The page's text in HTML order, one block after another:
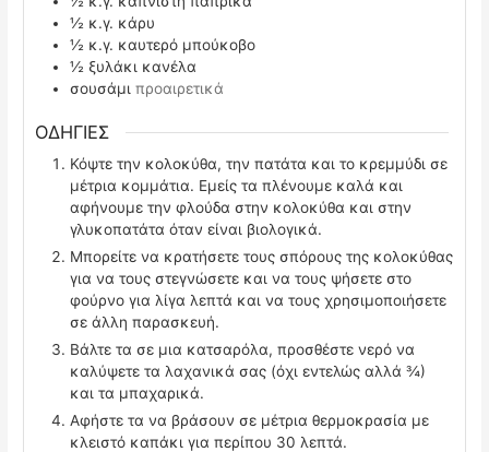
½ κ.γ. κάρυ
½ κ.γ. καυτερό μπούκοβο
½ ξυλάκι κανέλα
σουσάμι προαιρετικά
ΟΔΗΓΙΕΣ
Κόψτε την κολοκύθα, την πατάτα και το κρεμμύδι σε
μέτρια κομμάτια. Εμείς τα πλένουμε καλά και
αφήνουμε την φλούδα στην κολοκύθα και στην
γλυκοπατάτα όταν είναι βιολογικά.
Μπορείτε να κρατήσετε τους σπόρους της κολοκύθας
για να τους στεγνώσετε και να τους ψήσετε στο
φούρνο για λίγα λεπτά και να τους χρησιμοποιήσετε
σε άλλη παρασκευή.
Βάλτε τα σε μια κατσαρόλα, προσθέστε νερό να
καλύψετε τα λαχανικά σας (όχι εντελώς αλλά ¾)
και τα μπαχαρικά.
Αφήστε τα να βράσουν σε μέτρια θερμοκρασία με
κλειστό καπάκι για περίπου 30 λεπτά.